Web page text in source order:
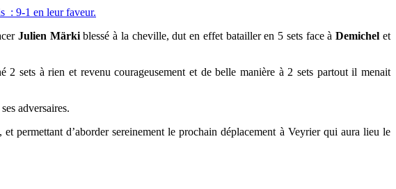
: 9-1 en leur faveur.
Julien Märkiblessé à la cheville, dut en effet batailler en 5 sets face àDemichel et
2 sets à rien et revenu courageusement et de belle manière à 2 sets partout il menait
adversaires.
permettant d’aborder sereinement le prochain déplacement à Veyrier qui aura lieu le